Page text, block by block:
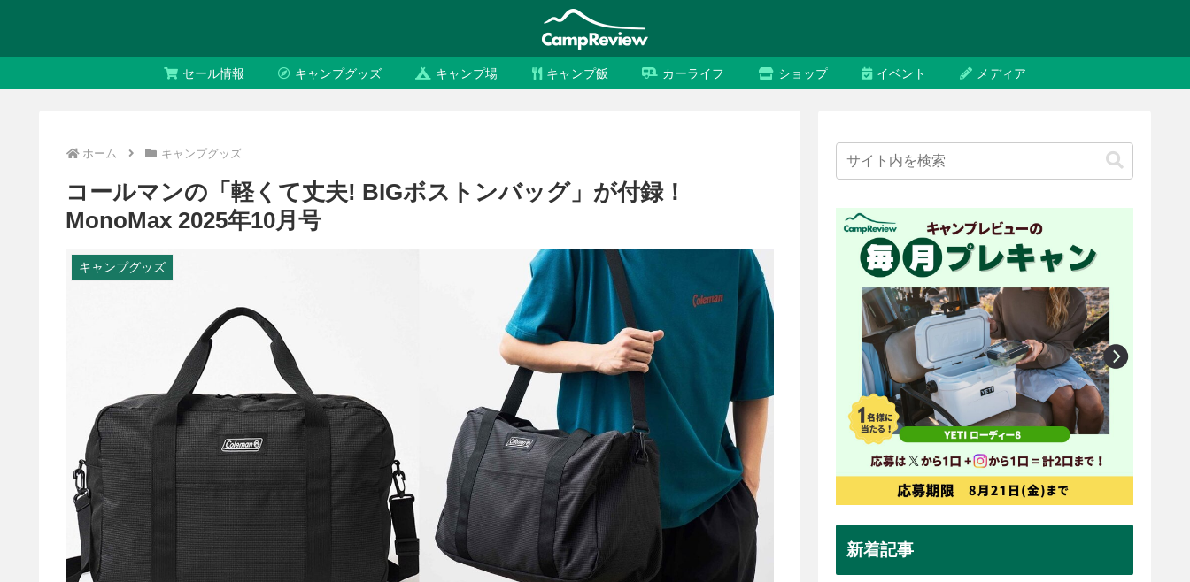
セール情報 キャンプグッズ キャンプ場 キャンプ飯 カーライフ ショップ イベント メディア
ホーム キャンプグッズ
コールマンの「軽くて丈夫! BIGボストンバッグ」が付録！
MonoMax 2025年10月号
キャンプグッズ
新着記事